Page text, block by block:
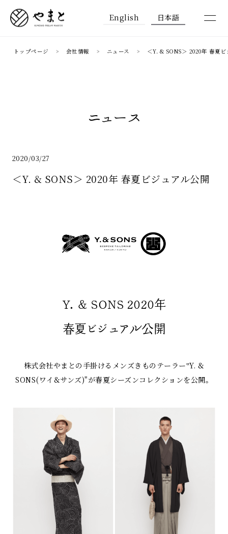
English 日本語
トップページ 会社情報 ニュース ＜Y. & SONS＞ 2020年 春夏
ニュース
2020/03/27
＜Y. & SONS＞ 2020年 春夏ビジュアル公開
Y. & SONS 2020年
春夏ビジュアル公開
株式会社やまとの手掛けるメンズきものテーラー‟Y. &
SONS(ワイ&サンズ)"が春夏シーズンコレクションを公開。